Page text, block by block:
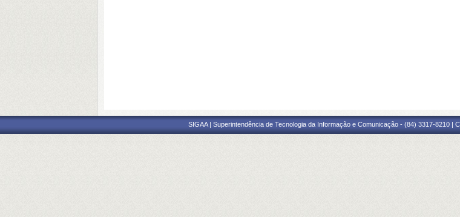
SIGAA | Superintendência de Tecnologia da Informação e Comunicação - (84) 3317-8210